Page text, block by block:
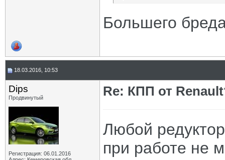
Большего
18.03.2016, 10:53
Dips
Продвинутый
Регистрация: 06.01.2016
Re: КПП от
Любой
при работе не